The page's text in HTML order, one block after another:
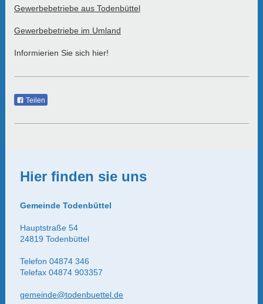
Gewerbebetriebe aus Todenbüttel
Gewerbebetriebe im Umland
Informierien Sie sich hier!
Teilen
Hier finden sie uns
Gemeinde Todenbüttel
Hauptstraße 54
24819 Todenbüttel
Telefon 04874 346
Telefax 04874 903357
gemeinde@todenbuettel.de